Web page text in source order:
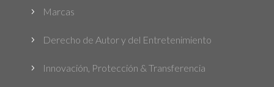
5 Marcas
5 Derecho de Autor y del Entretenimiento
5 Innovación, Protección & Transferencia